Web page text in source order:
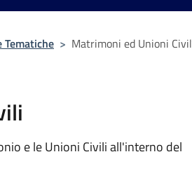
Tematiche > Matrimoni ed Unioni
e le Unioni Civili all'interno del